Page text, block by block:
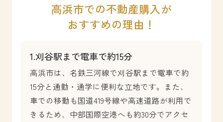
高浜市での不動産購入が
おすすめの理由！
1.刈谷駅まで電車で約15分
高浜市は、名鉄三河線で刈谷駅まで電車で約
15分と通勤・通学に便利な立地です。また、
車での移動も国道419号線や高速道路が利用で
きるため、中部国際空港へも約30分でアクセ